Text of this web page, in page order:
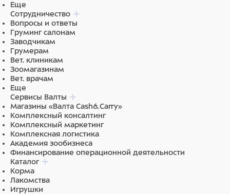
Еще
Сотрудничество
Вопросы и ответы
Груминг салонам
Заводчикам
Грумерам
Вет. клиникам
Зоомагазинам
Вет. врачам
Еще
Сервисы Валты
Магазины «Валта Cash&Carry»
Комплексный консалтинг
Комплексный маркетинг
Комплексная логистика
Академия зообизнеса
Финансирование операционной деятельности
Каталог
Корма
Лакомства
Игрушки